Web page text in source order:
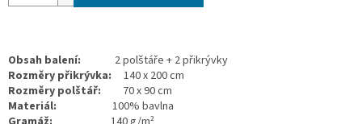
Obsah balení: 2 polštáře + 2 přikrývky
Rozměry přikrývka: 140 x 200 cm
Rozměry polštář:
70 x 90 cm
Materiál:
100% bavlna